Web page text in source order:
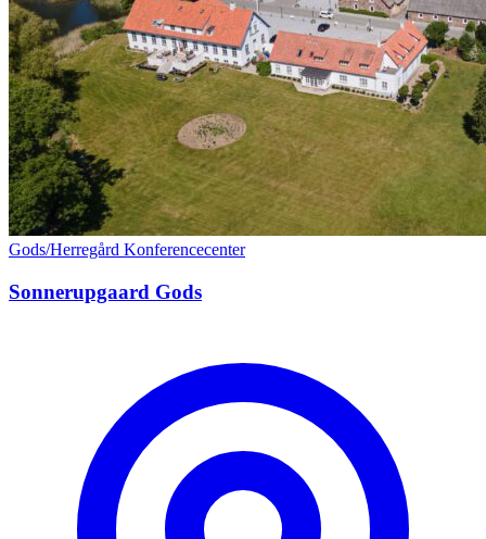
Gods/Herregård Konferencecenter
Sonnerupgaard Gods